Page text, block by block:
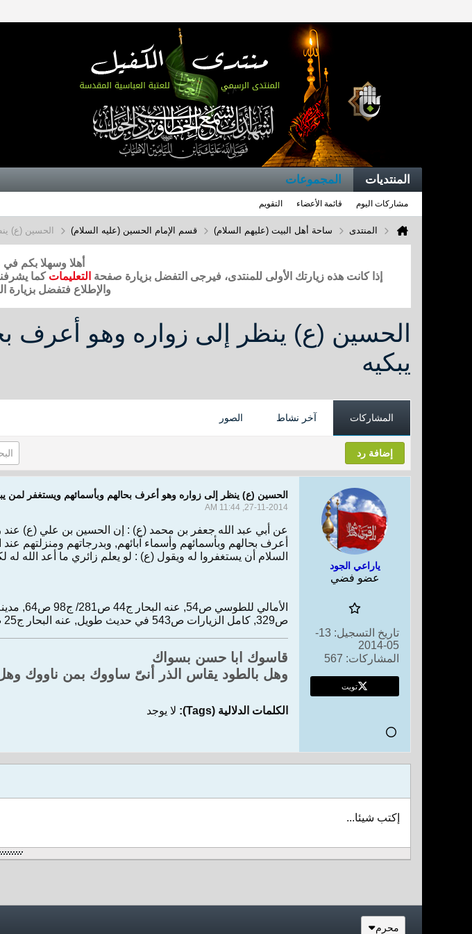
المنتديات المجموعات
مشاركات اليوم قائمة الأعضاء التقويم
المنتدى ساحة أهل البيت (عليهم السلام) قسم الإمام الحسين (عليه السلام) الحسين (ع)
أهلا وسهلا بكم في
إذا كانت هذه زيارتك الأولى للمنتدى، فيرجى التفضل بزيارة صفحة التعليمات كما
والإطلاع فتفضل بزيارة
الحسين (ع) ينظر إلى زواره وهو أعرف
يبكيه
المشاركات آخر نشاط الصور
إضافة رد
ياراعي الجود
عضو فضي
تاريخ التسجيل:
13-
05-2014
المشاركات: 567
تويت
الحسين (ع) ينظر إلى زواره وهو أعرف بحالهم وبأسمائهم ويستغفر لمن
27-11-2014, 11:44 AM
عن أبي عبد الله جعفر بن محمد (ع) : إن الحسين بن علي (ع)
أعرف بحالهم وبأسمائهم وأسماء آبائهم, وبدرجاتهم ومنزلتهم
السلام أن يستغفروا له ويقول (ع) : لو يعلم زائري ما أعد الله
ص329, كامل الزيارات ص543 في حديث طويل, عنه البحار ج25 ص376.
قاسوك ابا حسن بسواك
وهل بالطود يقاس الذر أنىّ ساووك بمن ناووك وهل
الكلمات الدلالية (Tags): لا يوجد
إكتب شيئا...
محرم